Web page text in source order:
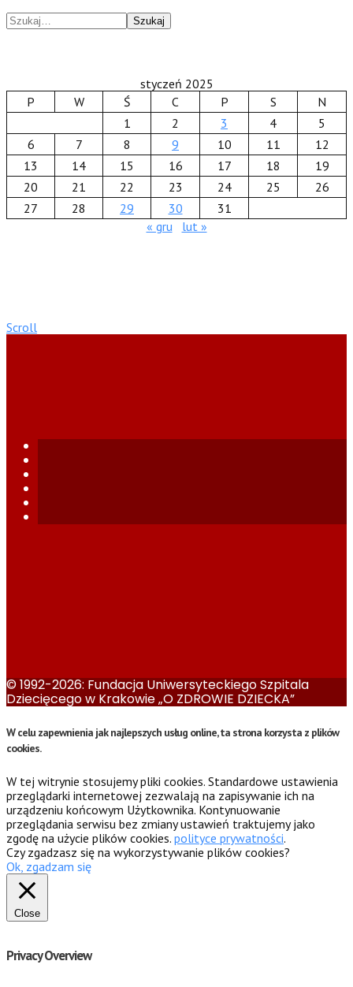
Szukaj
styczeń 2025
P
W Ś C P S
N
1
2 3 4
5
6
7 8 9 10 11
12
13
14 15 16 17 18
19
20
21 22 23 24 25
26
27
28 29 30
31
« gru
lut »
Scroll
© 1992-2026: Fundacja Uniwersyteckiego Szpitala
Dziecięcego w Krakowie „O ZDROWIE DZIECKA”
W celu zapewnienia jak najlepszych usług online, ta strona korzysta z plików
cookies.
W tej witrynie stosujemy pliki cookies. Standardowe ustawienia
przeglądarki internetowej zezwalają na zapisywanie ich na
urządzeniu końcowym Użytkownika. Kontynuowanie
przeglądania serwisu bez zmiany ustawień traktujemy jako
zgodę na użycie plików cookies. polityce prywatności.
Czy zgadzasz się na wykorzystywanie plików cookies?
Ok, zgadzam się
Close
Privacy Overview